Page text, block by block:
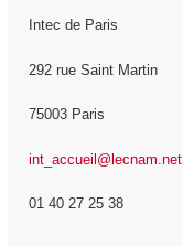
Intec de Paris
292 rue Saint Martin
75003 Paris
int_accueil@lecnam.net
01 40 27 25 38